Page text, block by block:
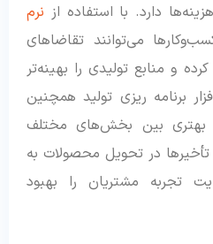
دارد. با استفاده از نرم
می‌توانند تقاضاهای
و منابع تولیدی را بهینه‌تر
برنامه ریزی تولید همچنین
بهتری بین بخش‌های مختلف
در تحویل محصولات به
تجربه مشتریان را بهبود